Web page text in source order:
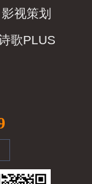
影视策划
歌PLUS